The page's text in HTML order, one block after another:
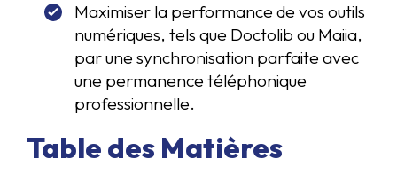
Maximiser la performance de vos outils
numériques, tels que Doctolib ou Maiia,
par une synchronisation parfaite avec
une permanence téléphonique
professionnelle.
Table des Matières